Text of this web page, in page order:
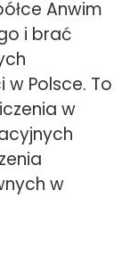
Anwim
i brać
Polsce. To
w
w